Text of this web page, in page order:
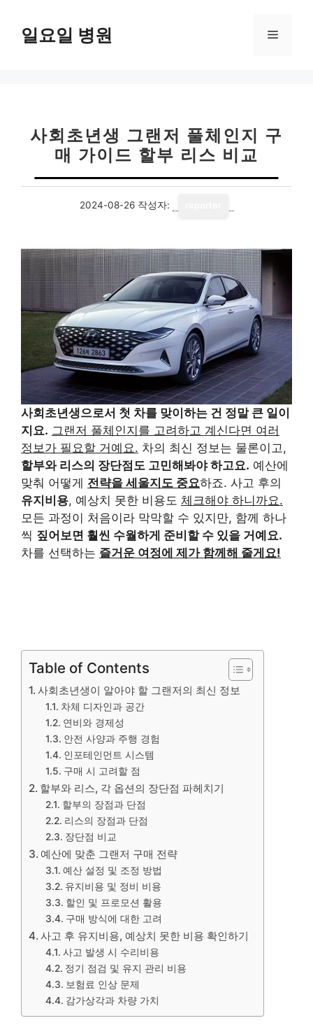
일요일 병원 메
사회초년생 그랜저 풀체인지 구
매 가이드 할부 리스 비교
2024-08-26 작성자:
사회초년생으로서 첫 차를 맞이하는 건 정말 큰 일이
지요. 그랜저 풀체인지를 고려하고 계신다면 여러
정보가 필요할 거예요. 차의 최신 정보는 물론이고,
할부와 리스의 장단점도 고민해봐야 하고요. 예산에
맞춰 어떻게 전략을 세울지도 중요하죠. 사고 후의
유지비용, 예상치 못한 비용도 체크해야 하니까요.
모든 과정이 처음이라 막막할 수 있지만, 함께 하나
씩 짚어보면 훨씬 수월하게 준비할 수 있을 거예요.
차를 선택하는 즐거운 여정에 제가 함께해 줄게요!
Table of Contents
사회초년생이 알아야 할 그랜저의 최신 정보
차체 디자인과 공간
연비와 경제성
안전 사양과 주행 경험
인포테인먼트 시스템
구매 시 고려할 점
할부와 리스, 각 옵션의 장단점 파헤치기
할부의 장점과 단점
리스의 장점과 단점
장단점 비교
예산에 맞춘 그랜저 구매 전략
예산 설정 및 조정 방법
유지비용 및 정비 비용
할인 및 프로모션 활용
구매 방식에 대한 고려
사고 후 유지비용, 예상치 못한 비용 확인하기
사고 발생 시 수리비용
정기 점검 및 유지 관리 비용
보험료 인상 문제
감가상각과 차량 가치